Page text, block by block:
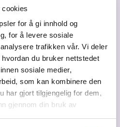
cookies
for å gi innhold og
for å levere sosiale
trafikken vår. Vi deler
du bruker nettstedet
sosiale medier,
som kan kombinere den
har gjort tilgjengelig for dem,
gjennom din bruk av